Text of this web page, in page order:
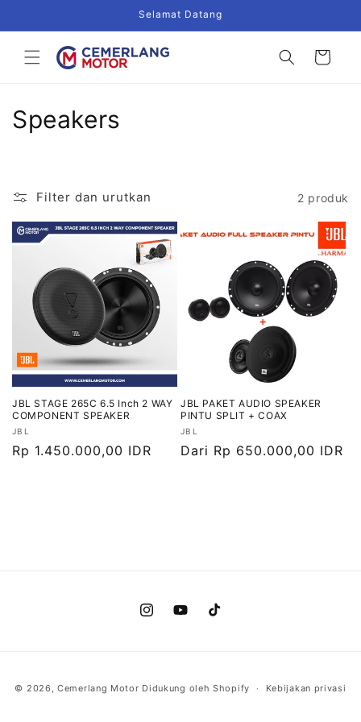
konten
Selamat Datang
Keranjang
K
k
Speakers
Filter dan urutkan 2 produk
JBL STAGE 265C 6.5 Inch 2 WAY
COMPONENT SPEAKER
Vendor:
JBL
Harga
Rp 1.450.000,00 IDR
JBL PAKET AUDIO SPEAKER
PINTU SPLIT + COAX
Vendor:
JBL
Harga
Dari Rp 650.000,00 IDR
InstagramYouTubeTikTok
pembayaran
© 2026,Cemerlang Motor Didukung oleh Shopify Kebijakan privasi